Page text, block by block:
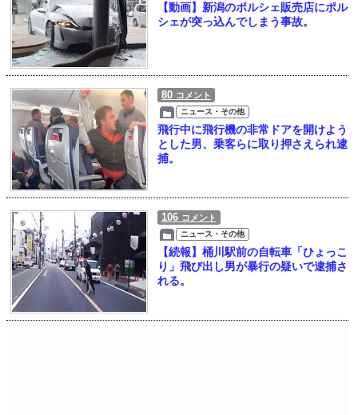
【動画】新潟のポルシェ販売店にポル
シェが突っ込んでしまう事故。
80 コメント
ニュース・その他
飛行中に飛行機の非常ドアを開けよう
とした男、乗客らに取り押さえられ逮
捕。
106 コメント
ニュース・その他
【続報】桶川駅前の自転車「ひょっこ
り」飛び出し男が暴行の疑いで逮捕さ
れる。